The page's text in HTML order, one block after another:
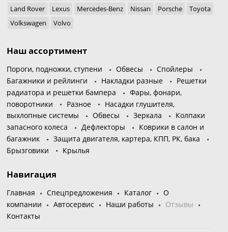
Land Rover
Lexus Mercedes-Benz Nissan Porsche
Toyota
Volkswagen
Volvo
Наш ассортимент
Пороги, подножки, ступени Обвесы
Спойлеры
Багажники и рейлинги
Накладки разные
Решетки
радиатора и решетки бампера
Фары, фонари,
поворотники
Разное
Насадки глушителя,
выхлопные системы
Обвесы Зеркала
Колпаки
запасного колеса
Дефлекторы
Коврики в салон и
багажник
Защита двигателя, картера, КПП, РК, бака
Брызговики
Крылья
Навигация
Главная Спецпредложения Каталог
О
компании
Автосервис Наши работы
Отзывы
Контакты